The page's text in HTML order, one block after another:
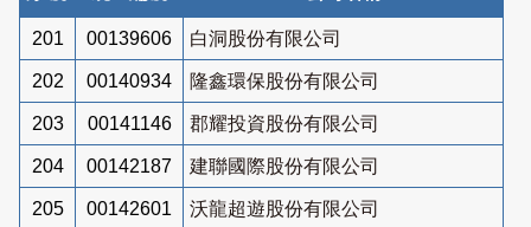
201 00139606 白洞股份有限公司
202 00140934 隆鑫環保股份有限公司
203 00141146 郡耀投資股份有限公司
204 00142187 建聯國際股份有限公司
205 00142601 沃龍超遊股份有限公司